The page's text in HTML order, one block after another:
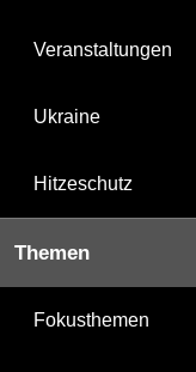
Veranstaltungen
Ukraine
Hitzeschutz
Themen
Fokusthemen